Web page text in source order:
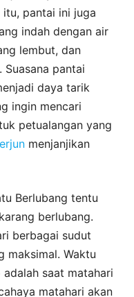
pantai ini juga
indah dengan air
lembut, dan
pantai
daya tarik
ingin mencari
petualangan yang
menjanjikan
Berlubang tentu
berlubang.
berbagai sudut
maksimal. Waktu
saat matahari
matahari akan